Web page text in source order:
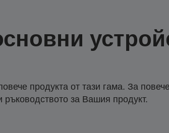
продукта от тази гама. За
ръководството за Вашия продукт.